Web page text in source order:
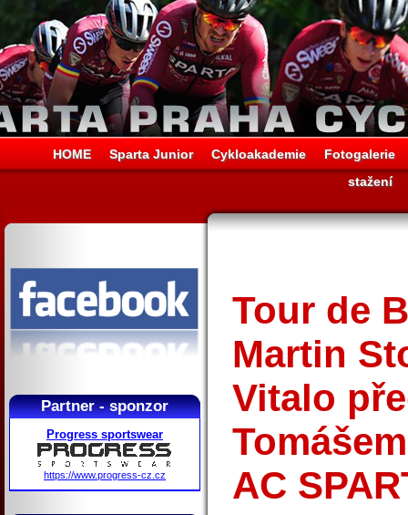
HOME Sparta Junior Cykloakademie
Fotogalerie
stažení
Partner - sponzor
Progress sportswear
https://www.progress-cz.cz
Tour de
Martin
Vitalo
AC